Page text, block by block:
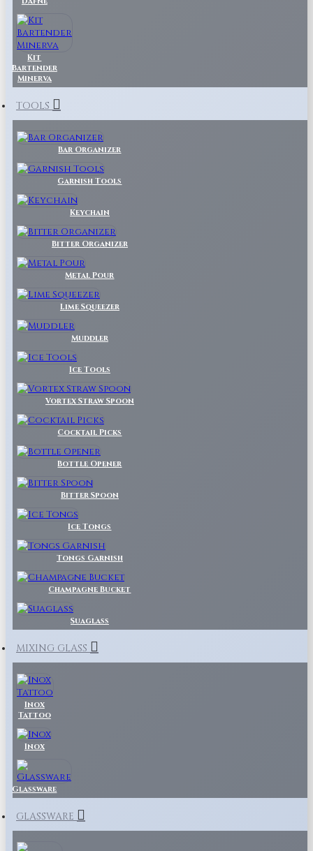
Kit
Bartender
Minerva
TOOLS
Bar Organizer
Garnish Tools
Keychain
Bitter Organizer
Metal Pour
Lime Squeezer
Muddler
Ice Tools
Vortex Straw Spoon
Cocktail Picks
Bottle Opener
Bitter Spoon
Ice Tongs
Tongs Garnish
Champagne Bucket
Suaglass
MIXING GLASS
Inox
Tattoo
Inox
Glassware
GLASSWARE